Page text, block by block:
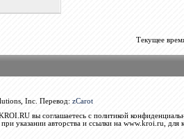
Текущее
Inc. Перевод: zCarot
вы соглашаетесь с политикой
указании авторства и ссылки на www.kroi.ru, для